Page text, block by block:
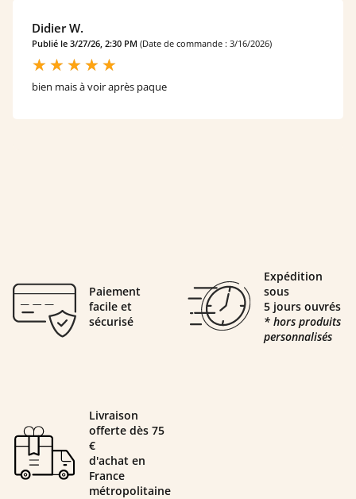
Didier W.
Publié le 3/27/26, 2:30 PM (Date de commande : 3/16/2026)
bien mais à voir après paque
Paiement
facile et
sécurisé
Expédition
sous
5 jours ouvrés
* hors produits
personnalisés
Livraison
offerte dès 75
€
d'achat en
France
métropolitaine